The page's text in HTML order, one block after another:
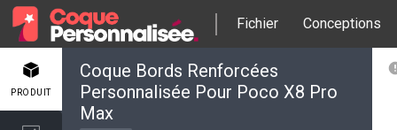
Fichier Conceptions
PRODUIT
Coque Bords Renforcées
Personnalisée Pour Poco X8 Pro
Max